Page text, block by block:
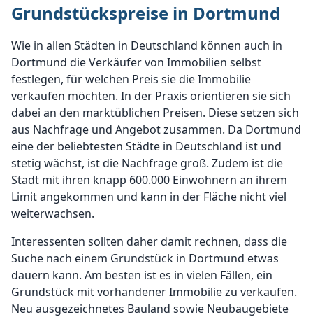
Grundstückspreise in Dortmund
Wie in allen Städten in Deutschland können auch in
Dortmund die Verkäufer von Immobilien selbst
festlegen, für welchen Preis sie die Immobilie
verkaufen möchten. In der Praxis orientieren sie sich
dabei an den marktüblichen Preisen. Diese setzen sich
aus Nachfrage und Angebot zusammen. Da Dortmund
eine der beliebtesten Städte in Deutschland ist und
stetig wächst, ist die Nachfrage groß. Zudem ist die
Stadt mit ihren knapp 600.000 Einwohnern an ihrem
Limit angekommen und kann in der Fläche nicht viel
weiterwachsen.
Interessenten sollten daher damit rechnen, dass die
Suche nach einem Grundstück in Dortmund etwas
dauern kann. Am besten ist es in vielen Fällen, ein
Grundstück mit vorhandener Immobilie zu verkaufen.
Neu ausgezeichnetes Bauland sowie Neubaugebiete